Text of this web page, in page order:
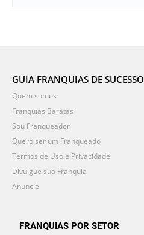
GUIA FRANQUIAS DE SUCESSO
Quem somos
Franquias Baratas
Sou Franqueador
Quero ser um Franqueado
Termos de Uso e Privacidade
Divulgue sua Franquia
Anuncie
FRANQUIAS POR SETOR